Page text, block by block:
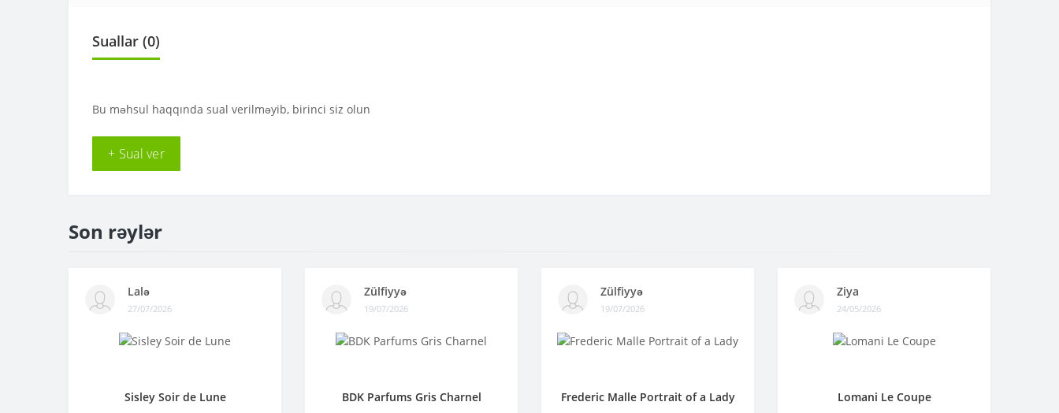
Suallar (0)
Bu məhsul haqqında sual verilməyib, birinci siz olun
+ Sual ver
Son rəylər
Lalə
27/07/2026
Sisley Soir de Lune
Zülfiyyə
19/07/2026
BDK Parfums Gris Charnel
Zülfiyyə
19/07/2026
Frederic Malle Portrait of a Lady
Ziya
24/05/2026
Lomani Le Coupe